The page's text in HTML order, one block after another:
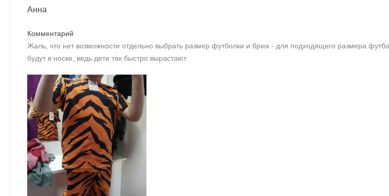
Анна
Комментарий
Жаль, что нет возможности отдельно выбрать размер футболки и брюк - для подходящего размера
будут в носке, ведь дети так быстро вырастают